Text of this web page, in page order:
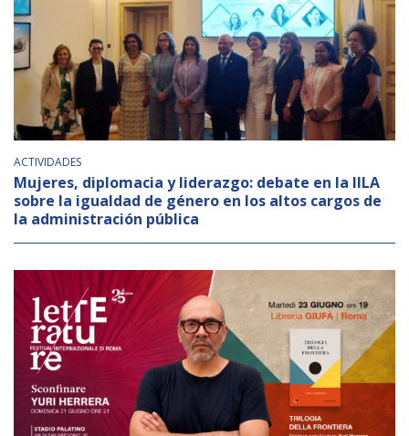
ACTIVIDADES
Mujeres, diplomacia y liderazgo: debate en la IILA
sobre la igualdad de género en los altos cargos de
la administración pública